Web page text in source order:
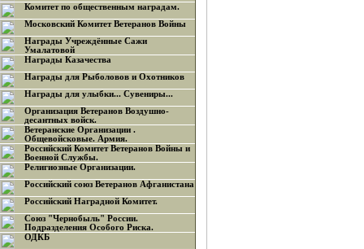
Комитет по общественным наградам.
Московский Комитет Ветеранов Войны
Награды Учреждённые Сажи
Умалатовой
Награды Казачества
Награды для Рыболовов и Охотников
Награды для улыбки... Сувениры...
Организация Ветеранов Воздушно-
десантных войск.
Ветеранские Организации .
Общевойсковые. Армия.
Российский Комитет Ветеранов Войны и
Военной Службы.
Религиозные Организации.
Российский союз Ветеранов Афганистана
Российский Наградной Комитет.
Союз "Чернобыль" России.
Подразделения Особого Риска.
ОДКБ